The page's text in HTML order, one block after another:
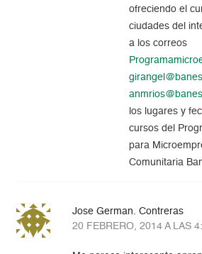
ofreciendo el
ciudades del
a los correos
los lugares y
cursos del
para
Comunitaria
Jose German. Contreras
20 FEBRERO, 2014 A LAS